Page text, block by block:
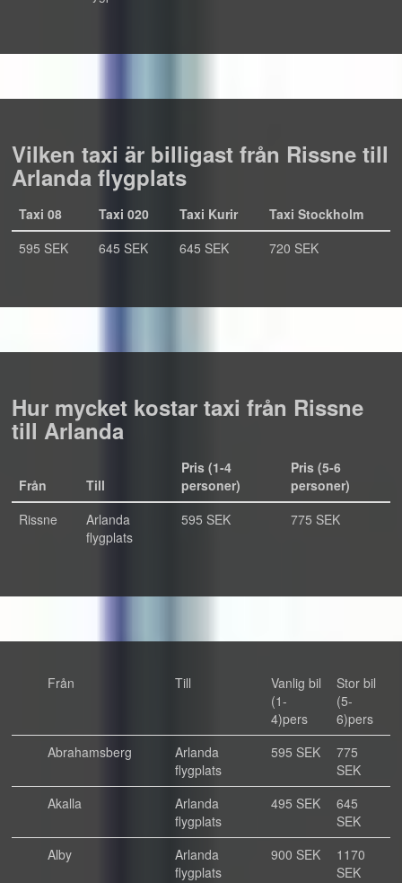
Vilken taxi är billigast från Rissne till
Arlanda flygplats
Taxi 08 Taxi 020 Taxi Kurir
Taxi Stockholm
595 SEK
645 SEK 645 SEK 720 SEK
Hur mycket kostar taxi från Rissne
till Arlanda
Från Till
Pris (1-4
personer)
Pris (5-6
personer)
Rissne
Arlanda
flygplats
595 SEK 775 SEK
Från Till
Vanlig bil
(1-
4)pers
Stor bil
(5-
6)pers
Abrahamsberg
Arlanda
flygplats
595 SEK
775
SEK
Akalla
Arlanda
flygplats
495 SEK
645
SEK
Alby
Arlanda
flygplats
900 SEK
1170
SEK